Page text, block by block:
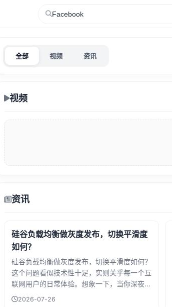
全部 视频 资讯
视频
资讯
硅谷负载均衡做灰度发布，切换平滑度
如何？
硅谷负载均衡做灰度发布，切换平滑度如何？
这个问题看似技术性十足，实则关乎每一个互
联网用户的日常体验。想象一下，当你深夜刷
着购物APP准备下单，或是赶在截止前提交重
2026-07-26